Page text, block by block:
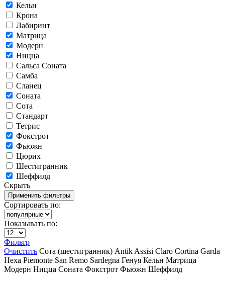
Кельн
Крона
Лабиринт
Матрица
Модерн
Ницца
Сальса Соната
Самба
Сланец
Соната
Сота
Стандарт
Тетрис
Фокстрот
Фьюжн
Цюрих
Шестигранник
Шеффилд
Скрыть
Сортировать по:
Показывать по:
Фильтр
Очистить Сота (шестигранник) Antik Assisi Claro Cortina Garda
Hexa Piemonte San Remo Sardegna Генуя Кельн Матрица
Модерн Ницца Соната Фокстрот Фьюжн Шеффилд